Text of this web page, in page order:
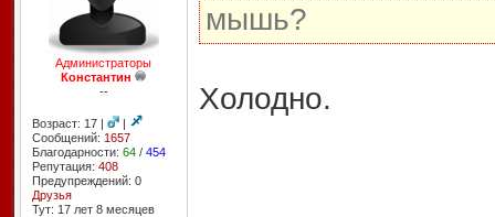
Администраторы
Константин
--
Возраст: 17 |
|
Сообщений: 1657
Благодарности: 64/ 454
Репутация: 408
Предупреждений: 0
Друзья
Тут: 17 лет 8 месяцев
мышь?
Холодно.